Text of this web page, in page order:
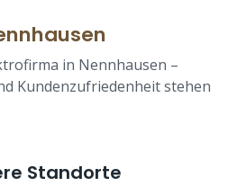
in Nennhausen –
Kundenzufriedenheit stehen
Standorte